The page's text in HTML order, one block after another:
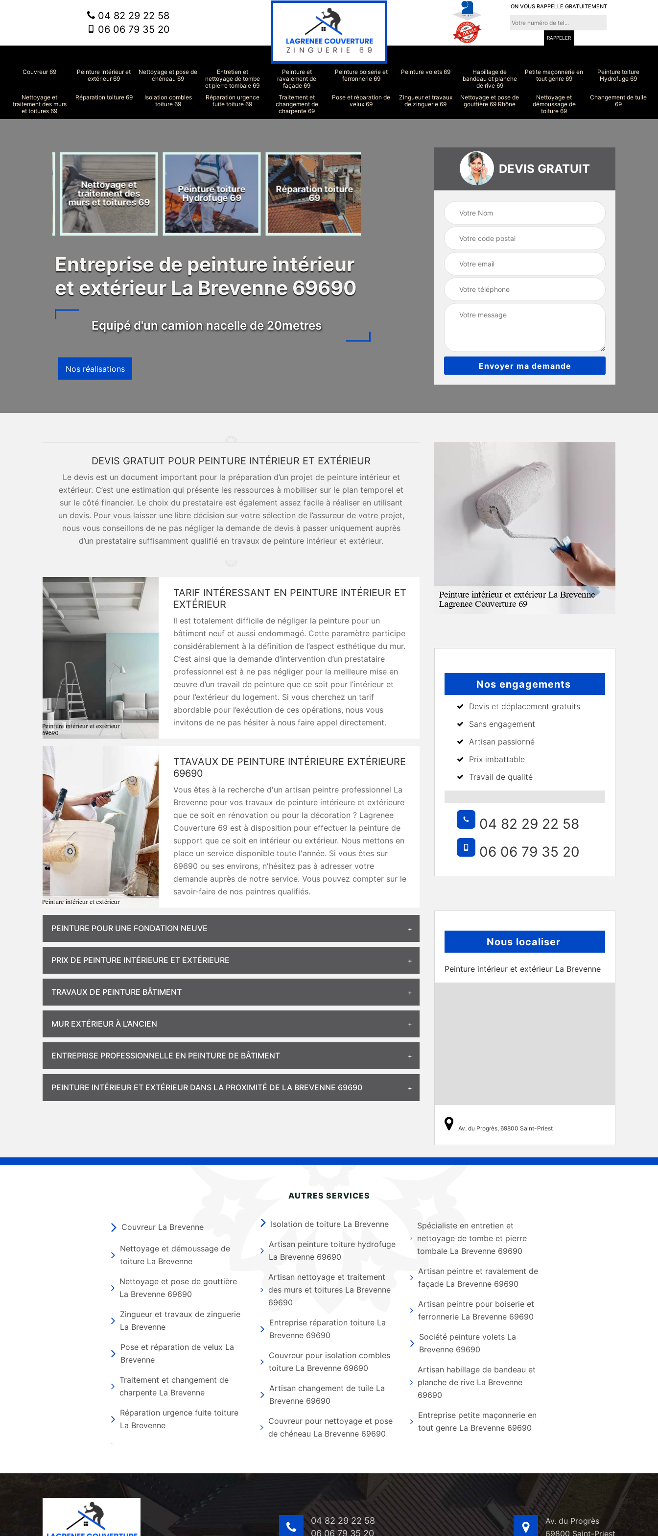
04 82 29 22 58
06 06 79 35 20
ON VOUS RAPPELLE GRATUITEMENT
Couvreur 69
Peinture intérieur et
extérieur 69
Nettoyage et pose de
chéneau 69
Entretien et
nettoyage de tombe
et pierre tombale 69
Peinture et
ravalement de
façade 69
Peinture boiserie et
ferronnerie 69
Peinture volets 69
Habillage de
bandeau et planche
de rive 69
Petite maçonnerie en
tout genre 69
Peinture toiture
Hydrofuge 69
Nettoyage et
traitement des murs
et toitures 69
Réparation toiture 69
Isolation combles
toiture 69
Réparation urgence
fuite toiture 69
Traitement et
changement de
charpente 69
Pose et réparation de
velux 69
Zingueur et travaux
de zinguerie 69
Nettoyage et pose de
gouttière 69 Rhône
Nettoyage et
démoussage de
toiture 69
Changement de tuile
69
Nettoyage et
traitement des
murs et toitures 69
Peinture toiture
Hydrofuge 69
Réparation toiture
69
Couvreur 69
Peinture intérieur
Nettoyage et pose
Entreprise de peinture intérieur
et extérieur La Brevenne 69690
Equipé d'un camion nacelle de 20metres
Nos réalisations
DEVIS GRATUIT
DEVIS GRATUIT POUR PEINTURE INTÉRIEUR ET EXTÉRIEUR
Le devis est un document important pour la préparation d’un projet de peinture intérieur et
extérieur. C’est une estimation qui présente les ressources à mobiliser sur le plan temporel et
sur le côté financier. Le choix du prestataire est également assez facile à réaliser en utilisant
un devis. Pour vous laisser une libre décision sur votre sélection de l’assureur de votre projet,
nous vous conseillons de ne pas négliger la demande de devis à passer uniquement auprès
d’un prestataire suffisamment qualifié en travaux de peinture intérieur et extérieur.
TARIF INTÉRESSANT EN PEINTURE INTÉRIEUR ET
EXTÉRIEUR
Il est totalement difficile de négliger la peinture pour un
bâtiment neuf et aussi endommagé. Cette paramètre participe
considérablement à la définition de l’aspect esthétique du mur.
C’est ainsi que la demande d’intervention d’un prestataire
professionnel est à ne pas négliger pour la meilleure mise en
œuvre d’un travail de peinture que ce soit pour l’intérieur et
pour l’extérieur du logement. Si vous cherchez un tarif
abordable pour l’exécution de ces opérations, nous vous
invitons de ne pas hésiter à nous faire appel directement.
TTAVAUX DE PEINTURE INTÉRIEURE EXTÉRIEURE
69690
Vous êtes à la recherche d'un artisan peintre professionnel La
Brevenne pour vos travaux de peinture intérieure et extérieure
que ce soit en rénovation ou pour la décoration ? Lagrenee
Couverture 69 est à disposition pour effectuer la peinture de
support que ce soit en intérieur ou extérieur. Nous mettons en
place un service disponible toute l'année. Si vous êtes sur
69690 ou ses environs, n'hésitez pas à adresser votre
demande auprès de notre service. Vous pouvez compter sur le
savoir-faire de nos peintres qualifiés.
PEINTURE POUR UNE FONDATION NEUVE
PRIX DE PEINTURE INTÉRIEURE ET EXTÉRIEURE
TRAVAUX DE PEINTURE BÂTIMENT
MUR EXTÉRIEUR À L’ANCIEN
ENTREPRISE PROFESSIONNELLE EN PEINTURE DE BÂTIMENT
PEINTURE INTÉRIEUR ET EXTÉRIEUR DANS LA PROXIMITÉ DE LA BREVENNE 69690
Nos engagements
Devis et déplacement gratuits
Sans engagement
Artisan passionné
Prix imbattable
Travail de qualité
04 82 29 22 58
06 06 79 35 20
Nous localiser
Peinture intérieur et extérieur La Brevenne
Av. du Progrès, 69800 Saint-Priest
AUTRES SERVICES
Couvreur La Brevenne
Nettoyage et démoussage de
toiture La Brevenne
Nettoyage et pose de gouttière
La Brevenne 69690
Zingueur et travaux de zinguerie
La Brevenne
Pose et réparation de velux La
Brevenne
Traitement et changement de
charpente La Brevenne
Réparation urgence fuite toiture
La Brevenne
Isolation de toiture La Brevenne
Artisan peinture toiture hydrofuge
La Brevenne 69690
Artisan nettoyage et traitement
des murs et toitures La Brevenne
69690
Entreprise réparation toiture La
Brevenne 69690
Couvreur pour isolation combles
toiture La Brevenne 69690
Artisan changement de tuile La
Brevenne 69690
Couvreur pour nettoyage et pose
de chéneau La Brevenne 69690
Spécialiste en entretien et
nettoyage de tombe et pierre
tombale La Brevenne 69690
Artisan peintre et ravalement de
façade La Brevenne 69690
Artisan peintre pour boiserie et
ferronnerie La Brevenne 69690
Société peinture volets La
Brevenne 69690
Artisan habillage de bandeau et
planche de rive La Brevenne
69690
Entreprise petite maçonnerie en
tout genre La Brevenne 69690
04 82 29 22 58
06 06 79 35 20
Av. du Progrès
69800 Saint-Priest